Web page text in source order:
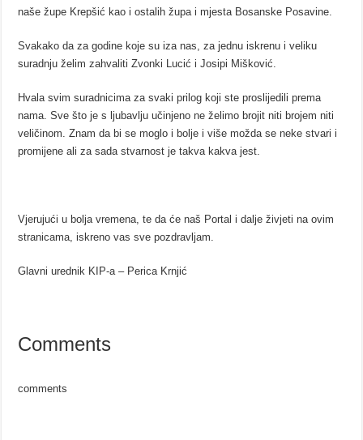
naše župe Krepšić kao i ostalih župa i mjesta Bosanske Posavine.
Svakako da za godine koje su iza nas, za jednu iskrenu i veliku
suradnju želim zahvaliti Zvonki Lucić i Josipi Mišković.
Hvala svim suradnicima za svaki prilog koji ste proslijedili prema
nama. Sve što je s ljubavlju učinjeno ne želimo brojit niti brojem niti
veličinom. Znam da bi se moglo i bolje i više možda se neke stvari i
promijene ali za sada stvarnost je takva kakva jest.
Vjerujući u bolja vremena, te da će naš Portal i dalje živjeti na ovim
stranicama, iskreno vas sve pozdravljam.
Glavni urednik KIP-a – Perica Krnjić
Comments
comments